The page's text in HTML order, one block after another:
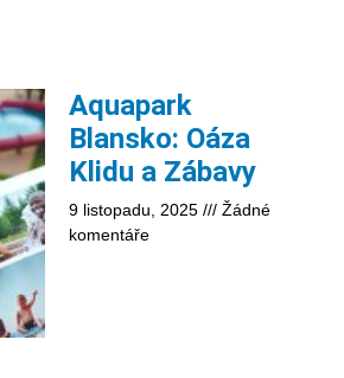
Aquapark
Blansko: Oáza
Klidu a Zábavy
9 listopadu, 2025
Žádné
komentáře